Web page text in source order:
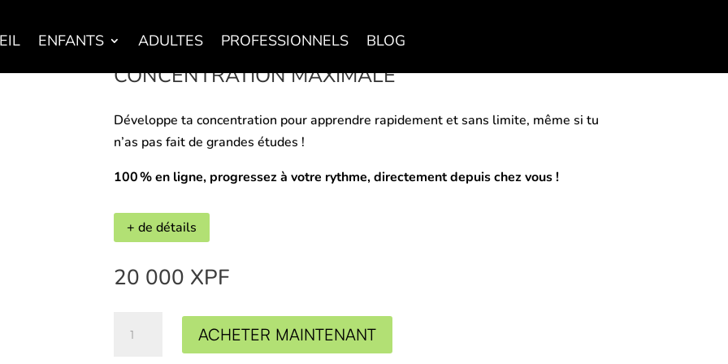
ENFANTS ADULTES PROFESSIONNELS BLOG
CONCENTRATION MAXIMALE
Développe ta concentration pour apprendre rapidement et sans limite, même si tu
n’as pas fait de grandes études !
100 % en ligne, progressez à votre rythme, directement depuis chez vous !
+ de détails
20 000 XPF
ACHETER MAINTENANT